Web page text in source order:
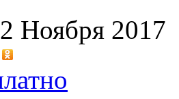
2 Ноября 2017